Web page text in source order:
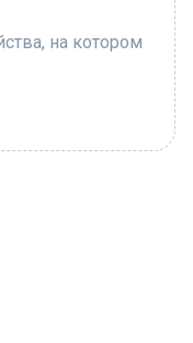
на котором